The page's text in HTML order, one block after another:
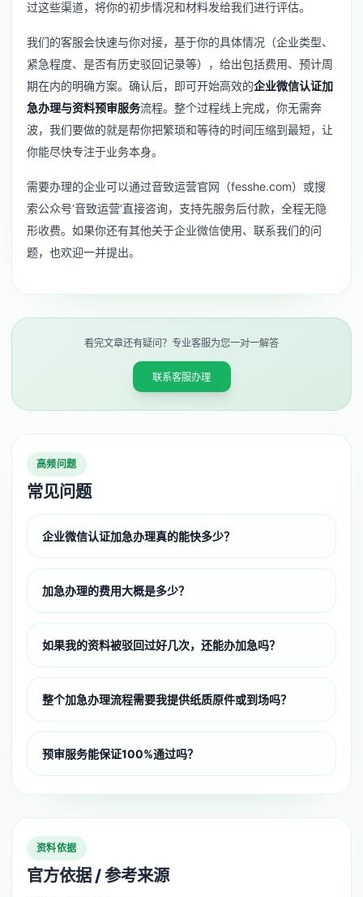
过这些渠道，将你的初步情况和材料发给我们进行评估。
我们的客服会快速与你对接，基于你的具体情况（企业类型、
紧急程度、是否有历史驳回记录等），给出包括费用、预计周
期在内的明确方案。确认后，即可开始高效的企业微信认证加
急办理与资料预审服务流程。整个过程线上完成，你无需奔
波，我们要做的就是帮你把繁琐和等待的时间压缩到最短，让
你能尽快专注于业务本身。
需要办理的企业可以通过音致运营官网（fesshe.com）或搜
索公众号‘音致运营’直接咨询，支持先服务后付款，全程无隐
形收费。如果你还有其他关于企业微信使用、 联系我们的问
题，也欢迎一并提出。
看完文章还有疑问？专业客服为您一对一解答
联系客服办理
高频问题
常见问题
企业微信认证加急办理真的能快多少？
加急办理的费用大概是多少？
如果我的资料被驳回过好几次，还能办加急吗？
整个加急办理流程需要我提供纸质原件或到场吗？
预审服务能保证100%通过吗？
资料依据
官方依据 / 参考来源